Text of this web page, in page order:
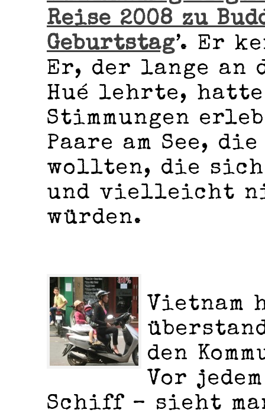
Reise 2008 zu
Geburtstag’. Er
Er, der lange
Hué lehrte, hatte
Stimmungen
Paare am See,
wollten, die sich
und vielleicht
würden.
Vietnam
den
Vor
Schiff – sieht